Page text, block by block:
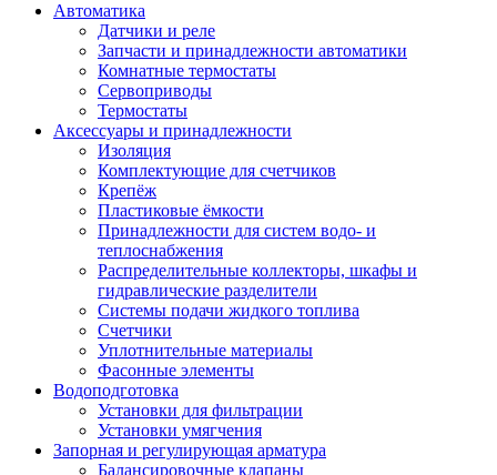
Автоматика
Датчики и реле
Запчасти и принадлежности автоматики
Комнатные термостаты
Сервоприводы
Термостаты
Аксессуары и принадлежности
Изоляция
Комплектующие для счетчиков
Крепёж
Пластиковые ёмкости
Принадлежности для систем водо- и
теплоснабжения
Распределительные коллекторы, шкафы и
гидравлические разделители
Системы подачи жидкого топлива
Счетчики
Уплотнительные материалы
Фасонные элементы
Водоподготовка
Установки для фильтрации
Установки умягчения
Запорная и регулирующая арматура
Балансировочные клапаны